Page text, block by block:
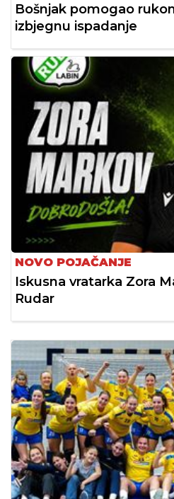
Bošnjak pomogao
izbjegnu ispadanje
NOVO POJAČANJE
Iskusna vratarka Zora
Rudar